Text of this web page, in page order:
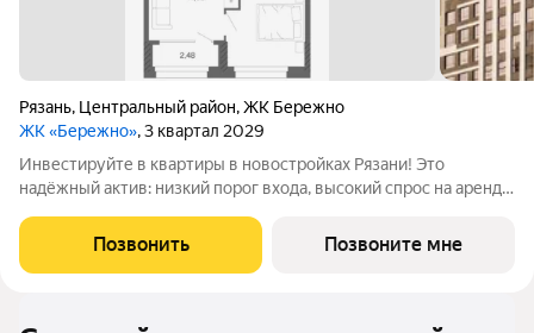
Рязань, Центральный район,ЖК Бережно
ЖК «Бережно», 3 квартал 2029
Инвестируйте в квартиры в новостройках Рязани! Это
надёжный актив: низкий порог входа, высокий спрос на аренду
Жилой квартал «Бережно» это проект класса Бизнес,
созданный с уважением к городу и
Позвонить Позвоните мне